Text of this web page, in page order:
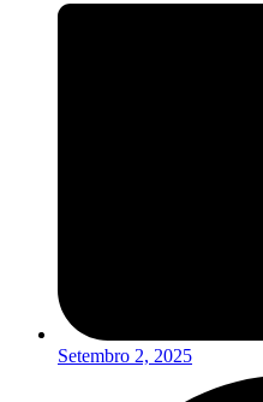
Setembro 2, 2025